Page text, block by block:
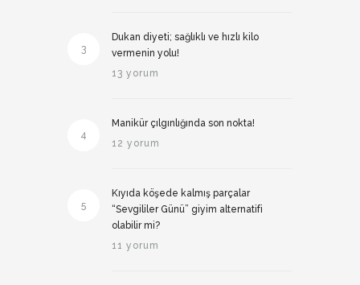
3
Dukan diyeti; sağlıklı ve hızlı kilo
vermenin yolu!
13 yorum
4
Manikür çılgınlığında son nokta!
12 yorum
5
Kıyıda köşede kalmış parçalar
“Sevgililer Günü” giyim alternatifi
olabilir mi?
11 yorum